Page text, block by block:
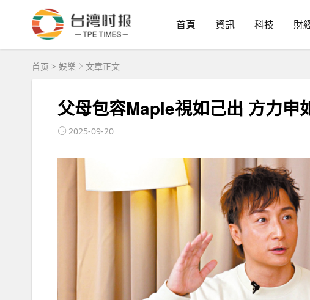
首頁 資訊 科技 財
首页 > 娛樂 文章正文
父母包容Maple視如己出 方力申
2025-09-20